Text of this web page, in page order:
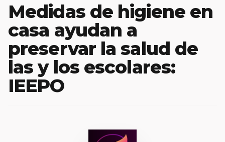
Medidas de higiene en
casa ayudan a
preservar la salud de
las y los escolares:
IEEPO